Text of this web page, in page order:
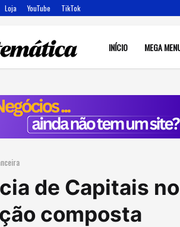
Loja YouTube TikTok
INÍCIO MEGA
de Capitais
composta